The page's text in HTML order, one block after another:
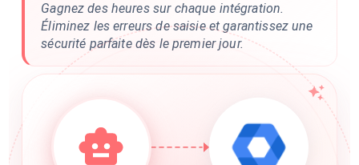
Gagnez des heures sur chaque intégration.
Éliminez les erreurs de saisie et garantissez une
sécurité parfaite dès le premier jour.